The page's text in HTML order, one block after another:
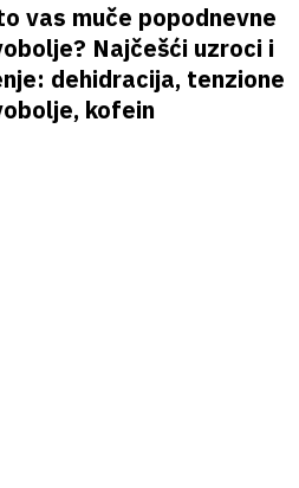
vas muče popodnevne
Najčešći uzroci i
dehidracija, tenzione
kofein